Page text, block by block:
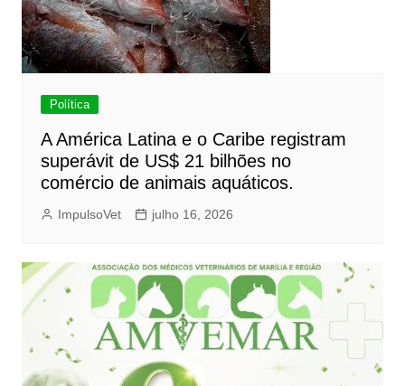
Política
A América Latina e o Caribe registram
superávit de US$ 21 bilhões no
comércio de animais aquáticos.
ImpulsoVet julho 16, 2026